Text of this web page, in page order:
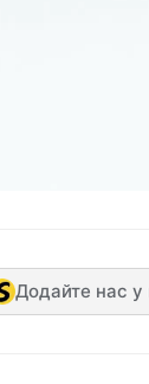
Додайте нас у